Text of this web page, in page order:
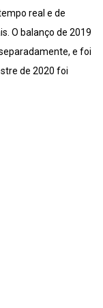
real e de
O balanço de 2019
e foi
de 2020 foi